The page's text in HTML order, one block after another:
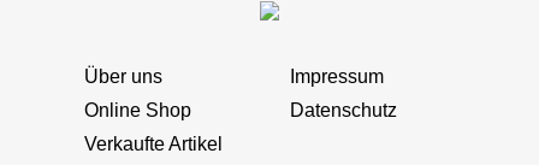
Über uns
Impressum
Online Shop
Datenschutz
Verkaufte Artikel